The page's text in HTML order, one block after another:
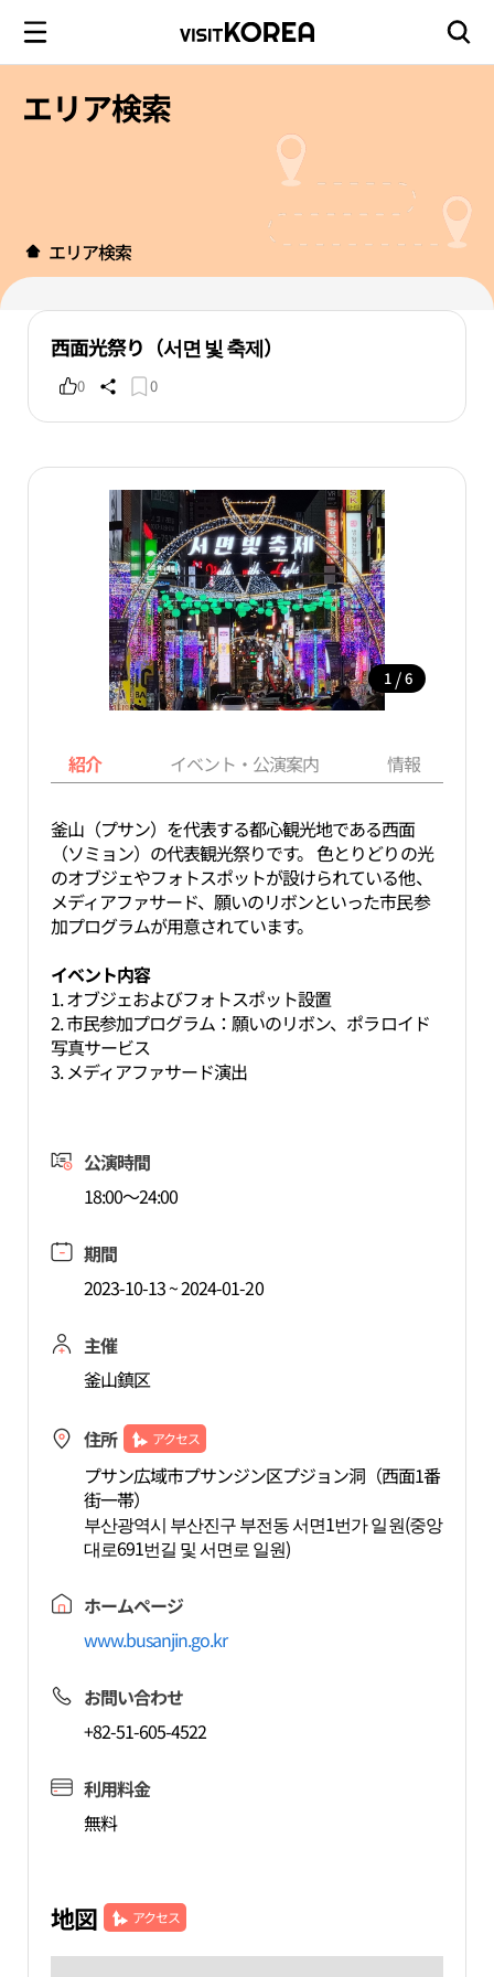
エリア検索
エリア検索
西面光祭り（서면 빛 축제）
0 0
1 / 6
紹介 イベント・公演案内 情報
釜山（プサン）を代表する都心観光地である西面
（ソミョン）の代表観光祭りです。 色とりどりの光
のオブジェやフォトスポットが設けられている他、
メディアファサード、願いのリボンといった市民参
加プログラムが用意されています。
イベント内容
1. オブジェおよびフォトスポット設置
2. 市民参加プログラム：願いのリボン、ポラロイド
写真サービス
3. メディアファサード演出
公演時間
18:00～24:00
期間
2023-10-13 ~ 2024-01-20
主催
釜山鎮区
住所 アクセス
プサン広域市プサンジン区プジョン洞（西面1番
街一帯）
부산광역시 부산진구 부전동 서면1번가 일원(중앙
대로691번길 및 서면로 일원)
ホームページ
www.busanjin.go.kr
お問い合わせ
+82-51-605-4522
利用料金
無料
地図 アクセス